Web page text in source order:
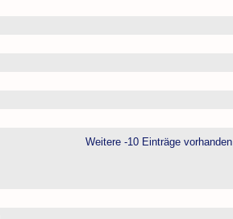
Weitere -10 Einträge vorhanden